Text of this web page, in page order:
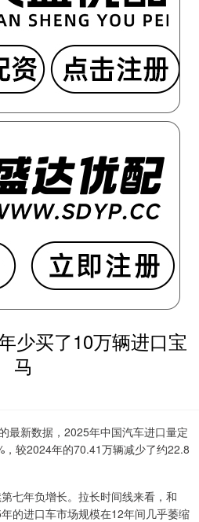
少买了10万辆进口宝
马
最新数据，2025年中国汽车进口量定
较2024年的70.41万辆减少了约22.8
七年负增长。拉长时间线来看，和
的进口车市场规模在12年间几乎萎缩